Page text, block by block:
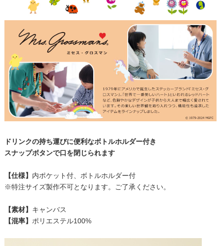
ドリンクの持ち運びに便利なボトルホルダー付き
スナップボタンで口を閉じられます
【仕様】 内ポケット付、ボトルホルダー付
※特注サイズ製作不可となります。ご了承ください。
【素材】 キャンバス
【混率】 ポリエステル100%